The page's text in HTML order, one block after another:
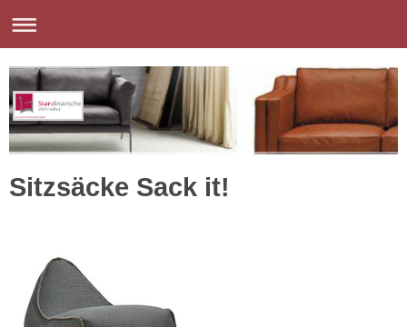
Sitzsäcke Sack it!